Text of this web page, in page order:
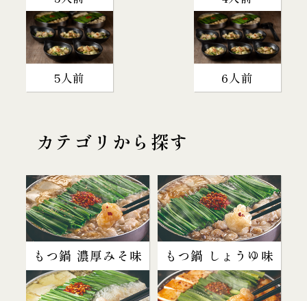
5人前 6人前
カテゴリから探す
もつ鍋 濃厚みそ味 もつ鍋 しょうゆ味